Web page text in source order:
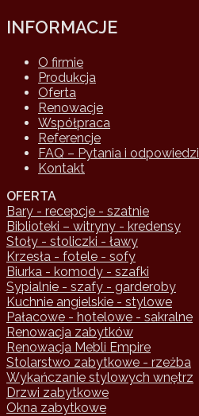
INFORMACJE
O firmie
Produkcja
Oferta
Renowacje
Współpraca
Referencje
FAQ – Pytania i odpowiedzi
Kontakt
OFERTA
Bary - recepcje - szatnie
Biblioteki – witryny - kredensy
Stoły - stoliczki - ławy
Krzesła - fotele - sofy
Biurka - komody - szafki
Sypialnie - szafy - garderoby
Kuchnie angielskie - stylowe
Pałacowe - hotelowe - sakralne
Renowacja zabytków
Renowacja Mebli Empire
Stolarstwo zabytkowe - rzeżba
Wykańczanie stylowych wnętrz
Drzwi zabytkowe
Okna zabytkowe